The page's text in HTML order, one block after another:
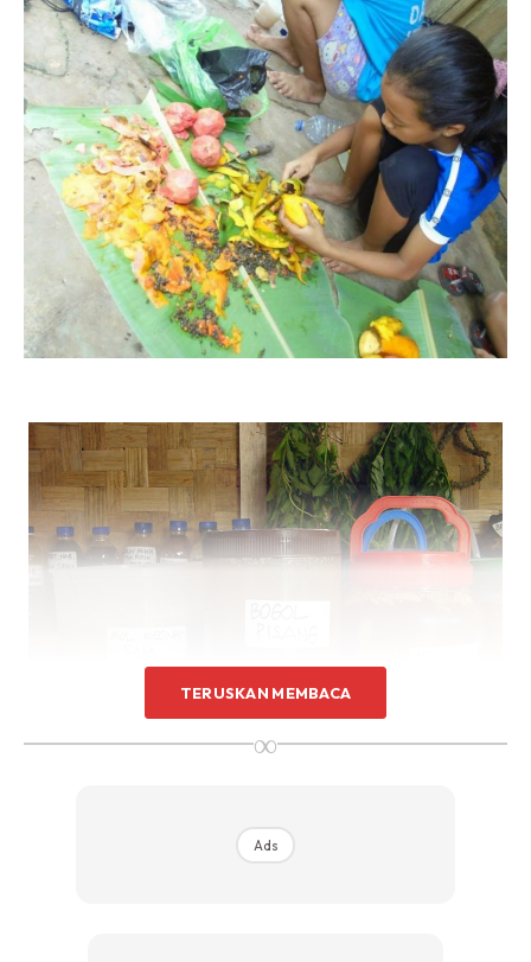
Casa Impiana
Impiana MakeOver
Lahar Dekor
Sembang Dekor
Sembang Laman
Tip Impiana
Tip Laman
Hub Ideaktiv
Sentuhan Midas penuh kemewahan dan elegant
untuk kediaman anda.
Rahsia dari IMPIANA, download sekarang di
Antara Jenis MOL dan kegunaanya:
TERUSKAN MEMBACA
∞
Ads